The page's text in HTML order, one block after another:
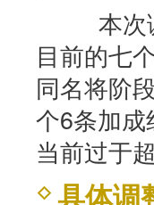
本次
目前的七
同名将阶
个6条加
当前过于
具体调